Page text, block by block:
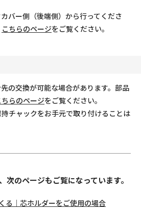
バー側（後端側）から行ってくださ
こちらのページをご覧ください。
の交換が可能な場合があります。部品
ちらのページをご覧ください。
チャックをお手元で取り付けることは
次のページもご覧になっています。
る｜芯ホルダーをご使用の場合